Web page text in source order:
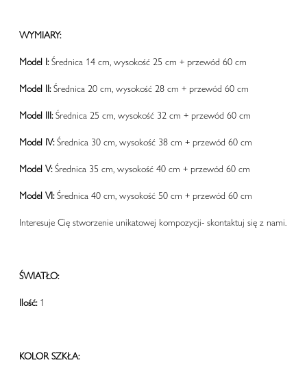
WYMIARY:
Model I:Średnica 14 cm, wysokość 25 cm + przewód 60 cm
Model II:Średnica 20 cm, wysokość 28 cm + przewód 60 cm
Model III:Średnica 25 cm, wysokość 32 cm + przewód 60 cm
Model IV:Średnica 30 cm, wysokość 38 cm + przewód 60 cm
Model V:Średnica 35 cm, wysokość 40 cm + przewód 60 cm
Model VI:Średnica 40 cm, wysokość 50 cm + przewód 60 cm
Interesuje Cię stworzenie unikatowej kompozycji- skontaktuj się z nami.
ŚWIATŁO:
Ilość:1
KOLOR SZKŁA: